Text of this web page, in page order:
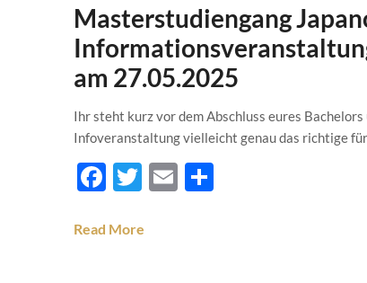
Masterstudiengang
am 27.05.2025
Ihr steht kurz vor dem Abschluss eures
Infoveranstaltung vielleicht genau das richtige
Facebook
Twitter
Email
Read More